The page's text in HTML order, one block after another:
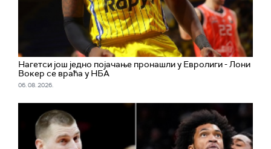
Нагетси још једно појачање пронашли у Евролиги - Лони
Вокер се враћа у НБА
06. 08. 2026.